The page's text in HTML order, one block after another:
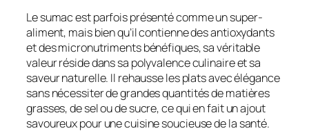
Le sumac est parfois présenté comme un super-
aliment, mais bien qu’il contienne des antioxydants
et des micronutriments bénéfiques, sa véritable
valeur réside dans sa polyvalence culinaire et sa
saveur naturelle. Il rehausse les plats avec élégance
sans nécessiter de grandes quantités de matières
grasses, de sel ou de sucre, ce qui en fait un ajout
savoureux pour une cuisine soucieuse de la santé.